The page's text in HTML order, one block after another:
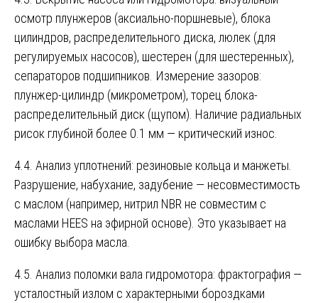
осмотр плунжеров (аксиально-поршневые), блока
цилиндров, распределительного диска, люлек (для
регулируемых насосов), шестерен (для шестеренных),
сепараторов подшипников. Измерение зазоров:
плунжер-цилиндр (микрометром), торец блока-
распределительный диск (щупом). Наличие радиальных
рисок глубиной более 0.1 мм — критический износ.
4.4. Анализ уплотнений: резиновые кольца и манжеты.
Разрушение, набухание, задубение — несовместимость
с маслом (например, нитрил NBR не совместим с
маслами HEES на эфирной основе). Это указывает на
ошибку выбора масла.
4.5. Анализ поломки вала гидромотора: фрактография —
усталостный излом с характерными бороздками